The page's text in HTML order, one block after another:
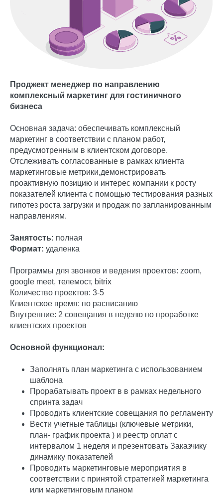
Проджект менеджер по направлению
комплексный маркетинг для гостиничного
бизнеса
Основная задача: обеспечивать комплексный
маркетинг в соответствии с планом работ,
предусмотренным в клиентском договоре.
Отслеживать согласованные в рамках клиента
маркетинговые метрики,демонстрировать
проактивную позицию и интерес компании к росту
показателей клиента с помощью тестирования разных
гипотез роста загрузки и продаж по запланированным
направлениям.
Занятость: полная
Формат: удаленка
Программы для звонков и ведения проектов: zoom,
google meet, телемост, bitrix
Количество проектов: 3-5
Клиентское время: по расписанию
Внутренние: 2 совещания в неделю по проработке
клиентских проектов
Основной функционал:
Заполнять план маркетинга с использованием
шаблона
Прорабатывать проект в в рамках недельного
спринта задач
Проводить клиентские совещания по регламенту
Вести учетные таблицы (ключевые метрики,
план- график проекта ) и реестр оплат с
интервалом 1 неделя и презентовать Заказчику
динамику показателей
Проводить маркетинговые мероприятия в
соответствии с принятой стратегией маркетинга
или маркетинговым планом